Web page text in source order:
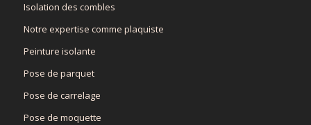
Isolation des combles
Notre expertise comme plaquiste
Peinture isolante
Pose de parquet
Pose de carrelage
Pose de moquette